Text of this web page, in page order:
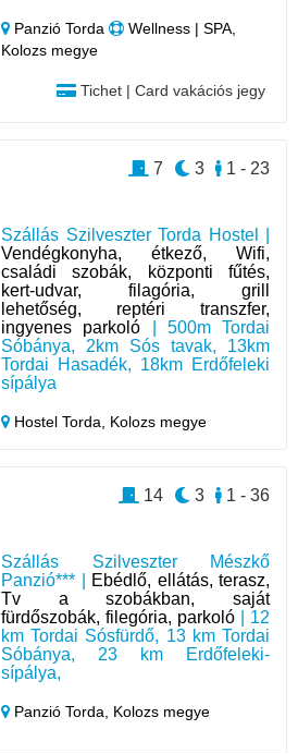
Panzió Torda
Wellness | SPA,
Kolozs megye
Tichet | Card vakációs jegy
Szállás Szilveszter Torda Hostel |
Vendégkonyha, étkező, Wifi,
családi szobák, központi fűtés,
kert-udvar, filagória, grill
lehetőség, reptéri transzfer,
ingyenes parkoló | 500m Tordai
Sóbánya, 2km Sós tavak, 13km
Tordai Hasadék, 18km Erdőfeleki
sípálya
Hostel Torda, Kolozs megye
1 - 23
3
7
Szállás Szilveszter Mészkő
Panzió*** |
Ebédlő, ellátás, terasz,
Tv a szobákban, saját
fürdőszobák, filegória, parkoló | 12
km Tordai Sósfürdő, 13 km Tordai
Sóbánya, 23 km Erdőfeleki-
sípálya,
Panzió Torda, Kolozs megye
1 - 36
3
14